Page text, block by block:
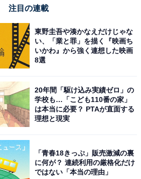
注目の連載
東野圭吾や湊かなえだけじゃな
い、「業と罪」を描く『映画ち
いかわ』から強く連想した映画
8選
20年間「駆け込み実績ゼロ」の
学校も…「こども110番の家」
は本当に必要？ PTAが直面する
理想と現実
「青春18きっぷ」販売激減の裏
に何が？ 連続利用の厳格化だけ
ではない「本当の理由」